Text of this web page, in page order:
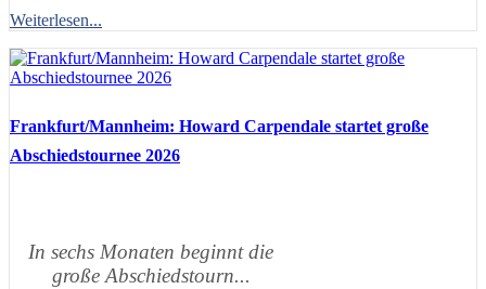
Weiterlesen...
Frankfurt/Mannheim: Howard Carpendale startet große
Abschiedstournee 2026
In sechs Monaten beginnt die
große Abschiedstourn...